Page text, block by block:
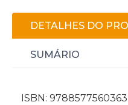
DETALHES DO
SUMÁRIO
ISBN: 9788577560363